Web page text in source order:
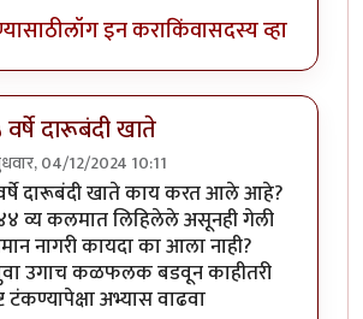
लॉग इन कराकिंवासदस्य व्हा
दारूबंदी खाते
04/12/2024 10:11
कोणतेही सरकारी काम हेbyअमरेंद्र बाहुबली
दारूबंदी खाते काय करत आले आहे?
व्य कलमात लिहिलेले असूनही गेली
नागरी कायदा का आला नाही?
उगाच कळफलक बडवून काहीतरी
टंकण्यापेक्षा अभ्यास वाढवा